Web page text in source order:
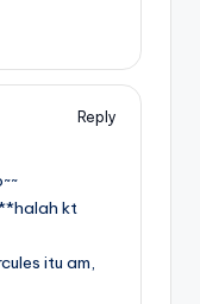
Reply
kt
itu am,